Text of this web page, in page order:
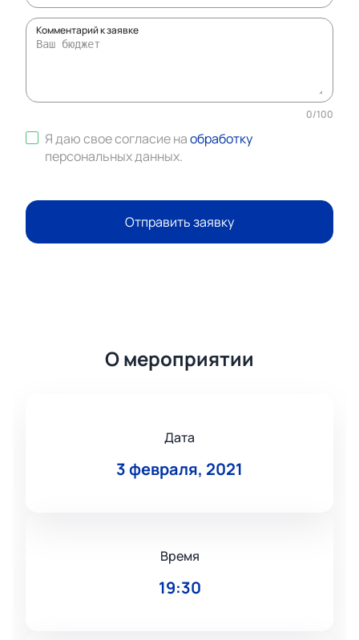
Комментарий к заявке
0/100
Я даю свое согласие наобработку
персональных данных.
Отправить заявку
О мероприятии
Дата
3 февраля, 2021
Время
19:30